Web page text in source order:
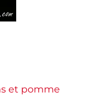
et pomme